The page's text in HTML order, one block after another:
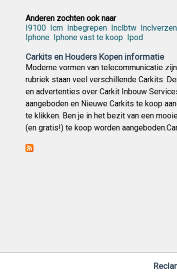
Anderen zochten ook naar
I9100 Icm Inbegrepen Inclbtw
Iphone Iphone vast te koop Ipod
Carkits en Houders Kopen informatie
Moderne vormen van telecommunicatie
rubriek staan veel verschillende Carkits.
en advertenties over Carkit Inbouw
aangeboden en Nieuwe Carkits te koop
te klikken. Ben je in het bezit van een
(en gratis!) te koop worden